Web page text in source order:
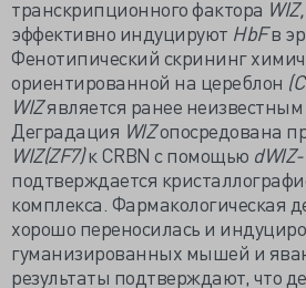
транскрипционного фактора WIZ,
эффективно индуцируют HbFв
Фенотипический скрининг
ориентированной на цереблон
WIZявляется ранее
Деградация WIZопосредована
WIZ(ZF7)к CRBN с помощью
подтверждается
комплекса. Фармакологическая
хорошо переносилась и
гуманизированных мышей и
результаты подтверждают, что